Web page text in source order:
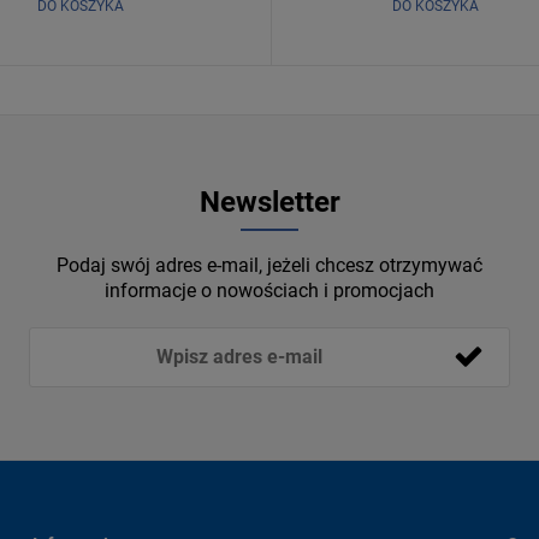
DO KOSZYKA DO KOSZYKA
Newsletter
Podaj swój adres e-mail, jeżeli chcesz otrzymywać
informacje o nowościach i promocjach